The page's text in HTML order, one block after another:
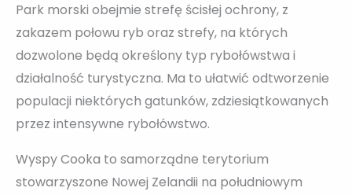
Park morski obejmie strefę ścisłej ochrony, z
zakazem połowu ryb oraz strefy, na których
dozwolone będą określony typ rybołówstwa i
działalność turystyczna. Ma to ułatwić odtworzenie
populacji niektórych gatunków, zdziesiątkowanych
przez intensywne rybołówstwo.
Wyspy Cooka to samorządne terytorium
stowarzyszone Nowej Zelandii na południowym